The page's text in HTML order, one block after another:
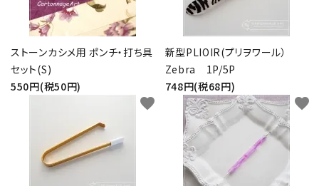
お問い合わせ
ストーンカシメ用 ポンチ・打ち具
セット(S)
550円(税50円)
新型PLIOIR(プリヲワール）
Zebra 1P/5P
748円(税68円)
favorite favorite